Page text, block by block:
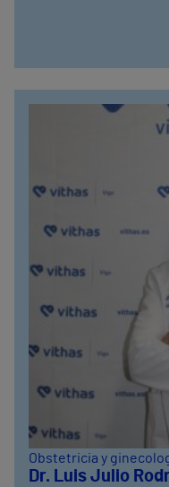
Obstetricia y
Dr. Luis Julio